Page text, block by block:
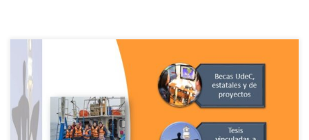
Las y los interesados tienen plazo hasta el 15 de octubre para ingresar
antecedentes para iniciar el postgrado en 2026.